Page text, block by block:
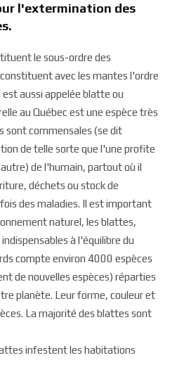
l'extermination des
le sous-ordre des
avec les mantes l'ordre
aussi appelée blatte ou
au Québec est une espèce très
sont commensales (se dit
de telle sorte que l'une profite
de l'humain, partout où il
déchets ou stock de
des maladies. Il est important
naturel, les blattes,
à l'équilibre du
compte environ 4000 espèces
de nouvelles espèces) réparties
planète. Leur forme, couleur et
La majorité des blattes sont
infestent les habitations